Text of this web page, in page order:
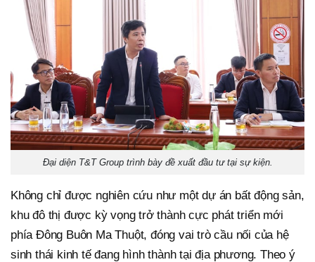
Đại diện T&T Group trình bày đề xuất đầu tư tại sự kiện.
Không chỉ được nghiên cứu như một dự án bất động sản,
khu đô thị được kỳ vọng trở thành cực phát triển mới
phía Đông Buôn Ma Thuột, đóng vai trò cầu nối của hệ
sinh thái kinh tế đang hình thành tại địa phương. Theo ý